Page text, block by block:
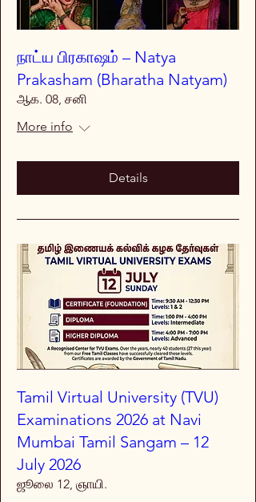
நாட்ய பிரகாஷம் – Natya
Prakasham (Bharatha Natyam)
ஆக. 08, சனி
More info
Details
Tamil Virtual University (TVU)
Examinations 2026 at Navi
Mumbai Tamil Sangam – 12
July 2026
ஜூலை 12, ஞாயி.